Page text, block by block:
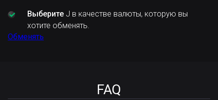
Выберите J в качестве валюты, которую вы
хотите обменять.
Обменять
FAQ